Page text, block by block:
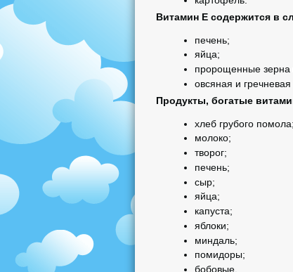
Витамин Е содержится в
печень;
яйца;
пророщенные
овсяная и гречневая
Продукты, богатые
хлеб грубого помола;
молоко;
творог;
печень;
сыр;
яйца;
капуста;
яблоки;
миндаль;
помидоры;
бобовые.